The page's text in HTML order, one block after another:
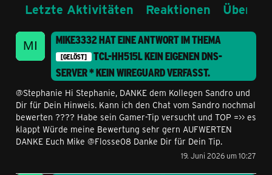
Letzte Aktivitäten Reaktionen Über
MIKE3332HAT EINE ANTWORT IM THEMA
[GELÖST]
TCL-HH515L KEIN EIGENEN DNS-
SERVER * KEIN WIREGUARDVERFASST.
@Stephanie Hi Stephanie, DANKE dem Kollegen Sandro und
Dir für Dein Hinweis. Kann ich den Chat vom Sandro nochmal
bewerten ???? Habe sein Gamer-Tip versucht und TOP =>> es
klappt Würde meine Bewertung sehr gern AUFWERTEN
DANKE Euch Mike @Flosse08 Danke Dir für Dein Tip.
19. Juni 2026 um 10:27